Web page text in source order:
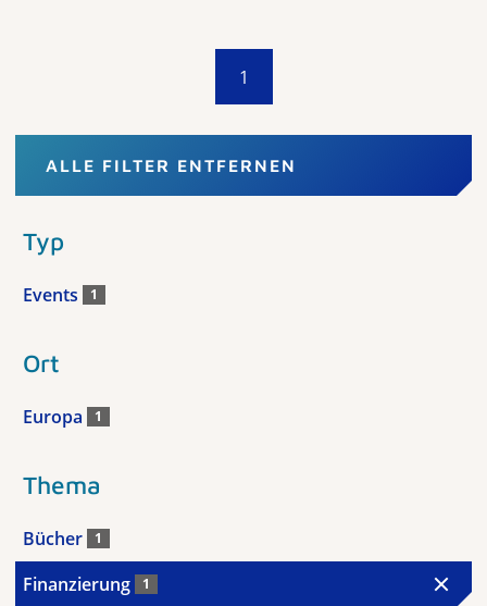
1
ALLE FILTER ENTFERNEN
Typ
Events 1
Ort
Europa 1
Thema
Bücher 1
Finanzierung 1